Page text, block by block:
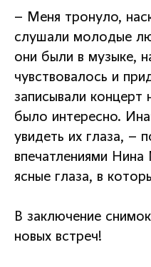
– Меня тронуло,
слушали молодые
они были в музыке,
чувствовалось и
записывали концерт
было интересно.
увидеть их глаза, –
впечатлениями
ясные глаза, в
В заключение
новых встреч!